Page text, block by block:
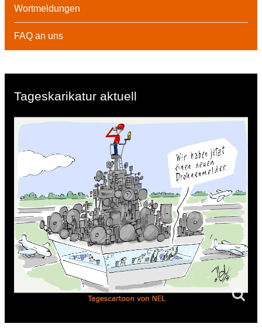
Wortmeldungen
FAQ an uns
Tageskarikatur aktuell